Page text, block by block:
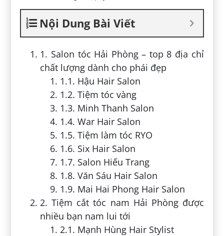
Nội Dung Bài Viết
1. Salon tóc Hải Phòng – top 8 địa chỉ
chất lượng dành cho phái đẹp
1.1. Hậu Hair Salon
1.2. Tiệm tóc vàng
1.3. Minh Thanh Salon
1.4. War Hair Salon
1.5. Tiệm làm tóc RYO
1.6. Six Hair Salon
1.7. Salon Hiếu Trang
1.8. Văn Sáu Hair Salon
1.9. Mai Hai Phong Hair Salon
2. Tiệm cắt tóc nam Hải Phòng được
nhiều bạn nam lui tới
2.1. Mạnh Hùng Hair Stylist